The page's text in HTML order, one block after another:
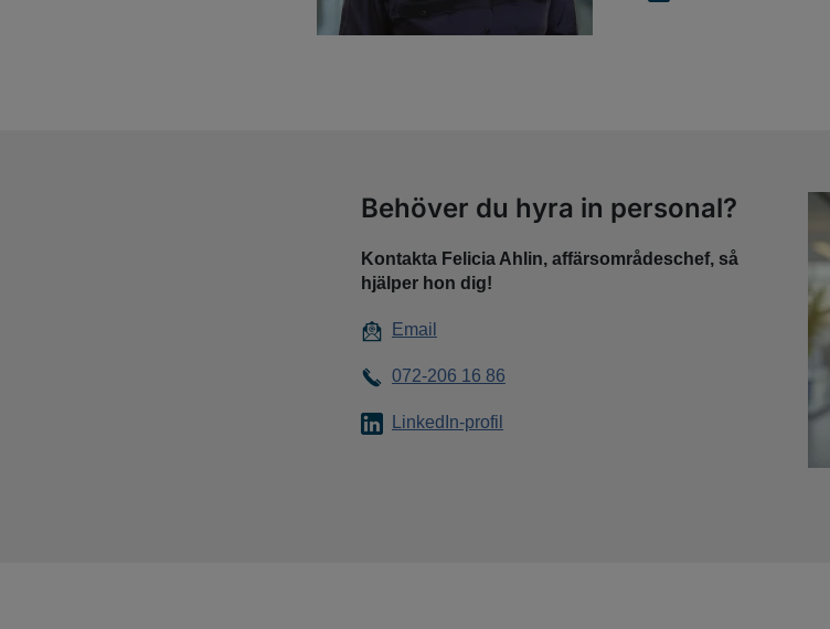
Behöver du hyra in personal?
Kontakta Felicia Ahlin, affärsområdeschef, så
hjälper hon dig!
Email
072-206 16 86
LinkedIn-profil